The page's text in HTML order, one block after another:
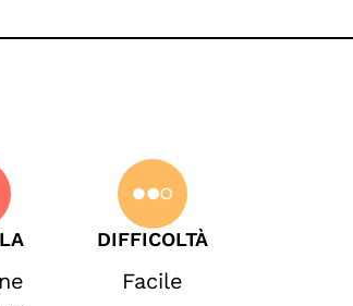
DIFFICOLTÀ
Facile